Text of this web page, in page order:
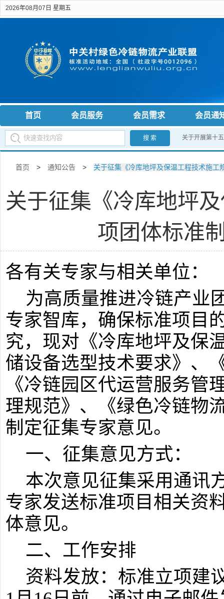
2026年08月07日 星期五
首页 会员服务 会员需求 会员通
搜 索 关于开展第十
首页 > 通知公告 > 关于征集《冷库地坪及保温工程技术施
关于征集《冷库地坪
项团体标准
各有关专家与相关单位：
为高质量推进冷链产业
专家智库，确保标准项目
究，现对《冷库地坪及保
储设备选型技术要求》、
《冷链园区代运营服务管
理规范》、《绿色冷链物
制定征集专家意见。
一、征集意见方式：
本次意见征集采用通讯
专家发送标准项目相关资
体意见。
二、工作安排
资料发放：标准立项建